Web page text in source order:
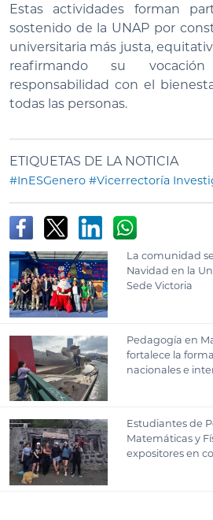
Estas actividades forman
sostenido de la UNAP por
universitaria más justa,
reafirmando su
responsabilidad con el
todas las personas.
ETIQUETAS DE LA NOTICIA
#InESGenero #Vicerrectoría
La comunidad
Navidad en la
Sede Victoria
Pedagogía en
fortalece la
nacionales e
Estudiantes de
Matemáticas y
expositores en